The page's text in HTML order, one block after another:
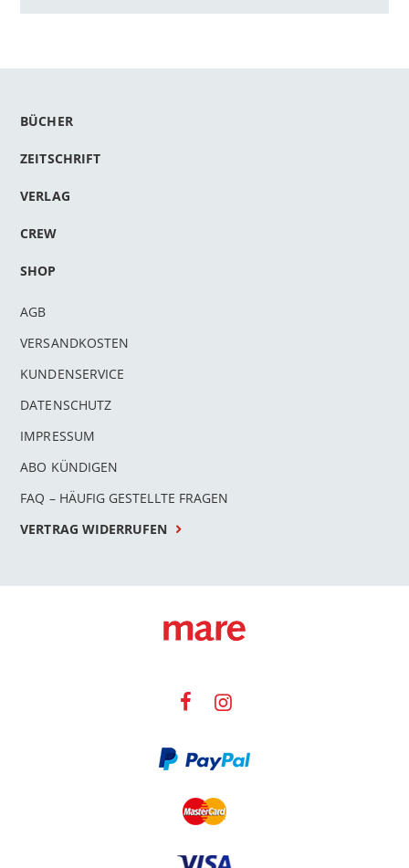
BÜCHER
ZEITSCHRIFT
VERLAG
CREW
SHOP
AGB
VERSANDKOSTEN
KUNDENSERVICE
DATENSCHUTZ
IMPRESSUM
ABO KÜNDIGEN
FAQ – HÄUFIG GESTELLTE FRAGEN
VERTRAG WIDERRUFEN